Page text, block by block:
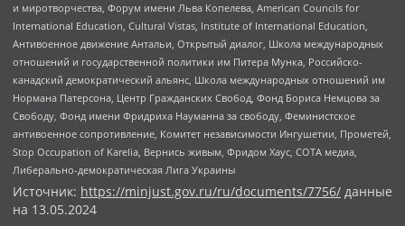
и миротворчества, Форум имени Льва Копелева, American Councils for
International Education, Cultural Vistas, Institute of International Education,
Антивоенное движение Антальи, Открытый диалог, Школа международных
отношений и государственной политики им Питера Мунка, Российско-
канадский демократический альянс, Школа международных отношений им
Нормана Патерсона, Центр Гражданских Свобод, Фонд Бориса Немцова за
Свободу, Фонд имени Фридриха Науманна за свободу, Феминистское
антивоенное сопротивление, Комитет независимости Ингушетии, Прометей,
Stop Occupation of Karelia, Вернись живым, Фридом Хаус, СОТА медиа,
Либерально-демократическая Лига Украины
Источник: https://minjust.gov.ru/ru/documents/7756/ данные
на 13.05.2024